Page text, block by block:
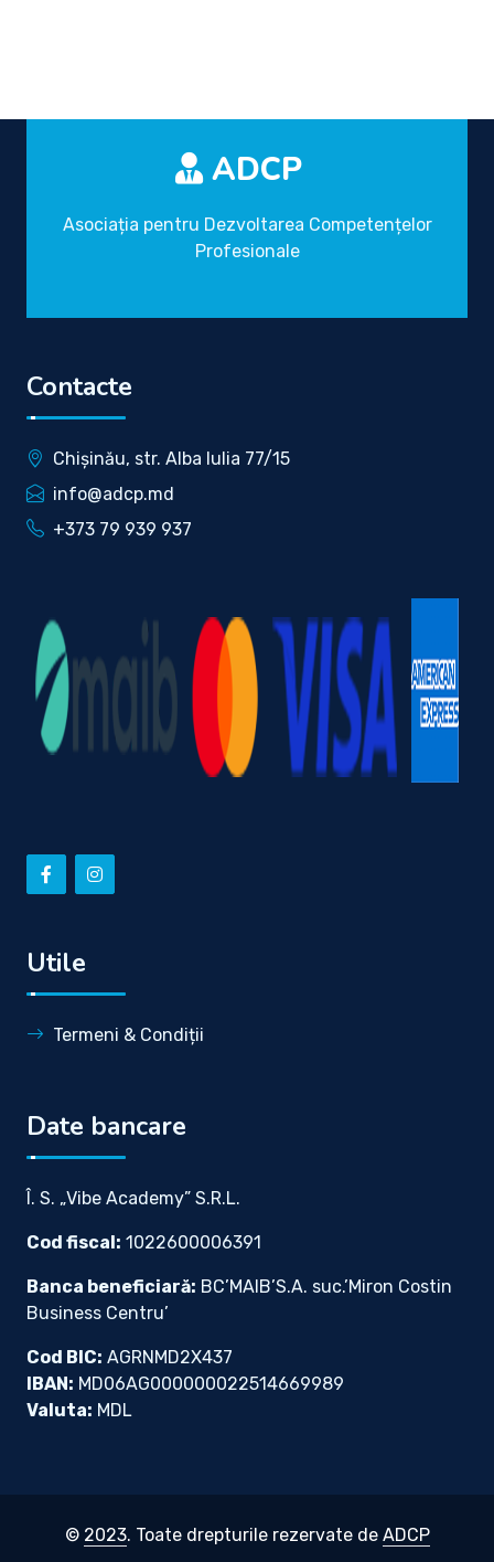
ADCP
Asociația pentru Dezvoltarea Competențelor
Profesionale
Contacte
Chișinău, str. Alba Iulia 77/15
info@adcp.md
+373 79 939 937
Utile
Termeni & Condiții
Date bancare
Î. S. „Vibe Academy” S.R.L.
Cod fiscal: 1022600006391
Banca beneficiară: BC’MAIB’S.A. suc.’Miron Costin
Business Centru’
Cod BIC: AGRNMD2X437
IBAN: MD06AG000000022514669989
Valuta: MDL
© 2023. Toate drepturile rezervate de ADCP